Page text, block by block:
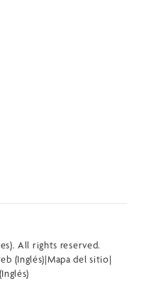
All rights reserved.
(Inglés)|Mapa del sitio|